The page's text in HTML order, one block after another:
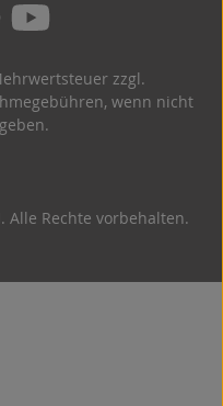
Alle Rechte vorbehalten.
zzgl.
wenn nicht